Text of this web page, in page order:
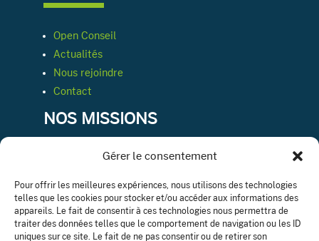
Gérer le consentement
Pour offrir les meilleures expériences, nous utilisons des technologies
telles que les cookies pour stocker et/ou accéder aux informations des
appareils. Le fait de consentir à ces technologies nous permettra de
traiter des données telles que le comportement de navigation ou les ID
uniques sur ce site. Le fait de ne pas consentir ou de retirer son
Open Conseil
Actualités
Nous rejoindre
Contact
NOS MISSIONS
Conseil & expertise comptable
Ressources humaines
Département juridique
Audit légale ou contractuelle